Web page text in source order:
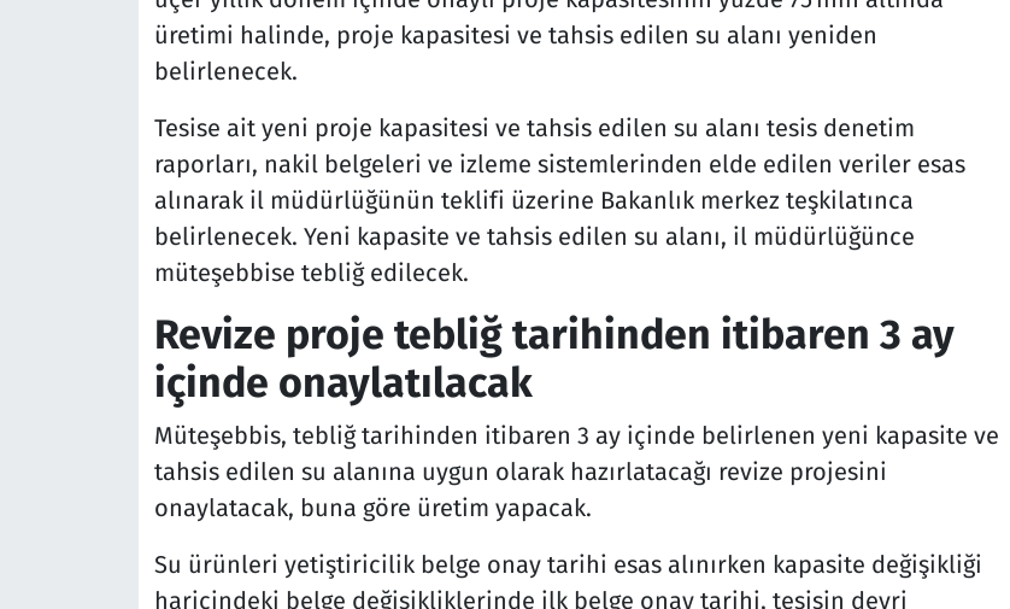
üretimi halinde, proje kapasitesi ve tahsis edilen su alanı yeniden
belirlenecek.
Tesise ait yeni proje kapasitesi ve tahsis edilen su alanı tesis denetim
raporları, nakil belgeleri ve izleme sistemlerinden elde edilen veriler esas
alınarak il müdürlüğünün teklifi üzerine Bakanlık merkez teşkilatınca
belirlenecek. Yeni kapasite ve tahsis edilen su alanı, il müdürlüğünce
müteşebbise tebliğ edilecek.
Revize proje tebliğ tarihinden itibaren 3 ay
içinde onaylatılacak
Müteşebbis, tebliğ tarihinden itibaren 3 ay içinde belirlenen yeni kapasite ve
tahsis edilen su alanına uygun olarak hazırlatacağı revize projesini
onaylatacak, buna göre üretim yapacak.
Su ürünleri yetiştiricilik belge onay tarihi esas alınırken kapasite değişikliği
haricindeki belge değişikliklerinde ilk belge onay tarihi, tesisin devri